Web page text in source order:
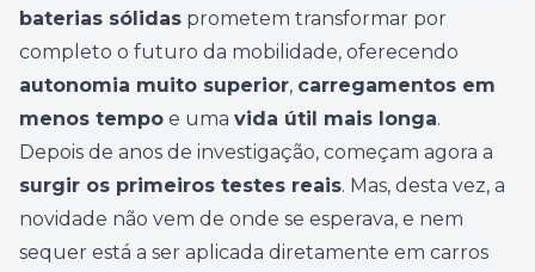
baterias sólidas prometem transformar por
completo o futuro da mobilidade, oferecendo
autonomia muito superior, carregamentos em
menos tempo e uma vida útil mais longa.
Depois de anos de investigação, começam agora a
surgir os primeiros testes reais. Mas, desta vez, a
novidade não vem de onde se esperava, e nem
sequer está a ser aplicada diretamente em carros